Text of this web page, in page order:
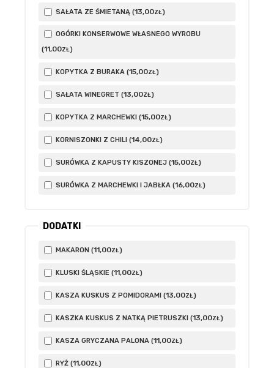
SAŁATA ZE ŚMIETANĄ (13,00ZŁ)
OGÓRKI KONSERWOWE WŁASNEGO WYROBU
(11,00ZŁ)
KOPYTKA Z BURAKA (15,00ZŁ)
SAŁATA WINEGRET (13,00ZŁ)
KOPYTKA Z MARCHEWKI (15,00ZŁ)
KORNISZONKI Z CHILI (14,00ZŁ)
SURÓWKA Z KAPUSTY KISZONEJ (15,00ZŁ)
SURÓWKA Z MARCHEWKI I JABŁKA (16,00ZŁ)
DODATKI
MAKARON (11,00ZŁ)
KLUSKI ŚLĄSKIE (11,00ZŁ)
KASZA KUSKUS Z POMIDORAMI (13,00ZŁ)
KASZKA KUSKUS Z NATKĄ PIETRUSZKI (13,00ZŁ)
KASZA GRYCZANA PALONA (11,00ZŁ)
RYŻ (11,00ZŁ)